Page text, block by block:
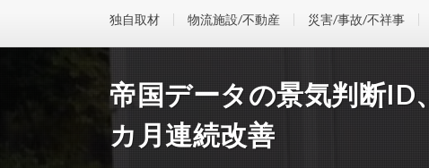
独自取材 物流施設/不動産 災害/事故/不祥事
帝国データの景気判断ID
カ月連続改善